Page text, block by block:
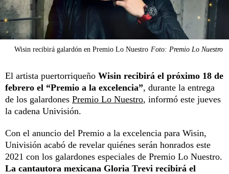
Wisin recibirá galardón en Premio Lo Nuestro Foto: Premio Lo Nuestro
El artista puertorriqueño Wisin recibirá el próximo 18 de
febrero el “Premio a la excelencia”, durante la entrega
de los galardones Premio Lo Nuestro, informó este jueves
la cadena Univisión.
Con el anuncio del Premio a la excelencia para Wisin,
Univisión acabó de revelar quiénes serán honrados este
2021 con los galardones especiales de Premio Lo Nuestro.
La cantautora mexicana Gloria Trevi recibirá el